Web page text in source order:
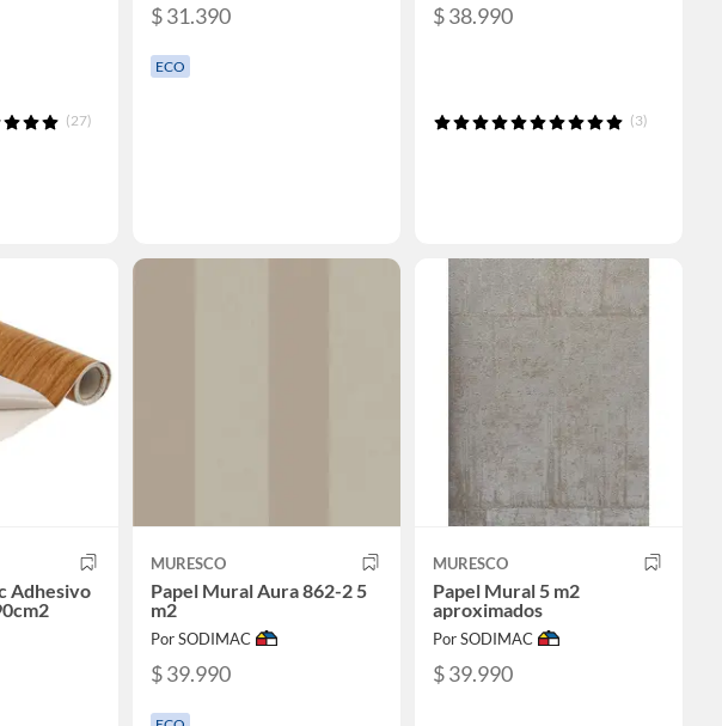
(27)
$ 31.390
ECO
$ 38.990
(3)
Adhesivo
MURESCO
Papel Mural Aura 862-2 5
m2
Por SODIMAC
$ 39.990
MURESCO
Papel Mural 5 m2
aproximados
Por SODIMAC
$ 39.990